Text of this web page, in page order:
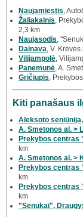
Naujamiestis ,
Žaliakalnis ,
2,3 km
Naujasodis ,
Dainava , V.
Vilijampolė ,
Panemunė , A.
Gričiupis ,
Kiti panašaus
Aleksoto
A. Smetonos al. >
Prekybos centras
km
A. Smetonos al. >
Prekybos centras
km
Prekybos centras
km
"Senukai",